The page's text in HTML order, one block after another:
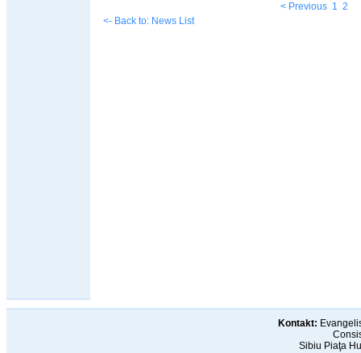
< Previous 1 2
<- Back to: News List
Kontakt:
Sibiu Piaţa